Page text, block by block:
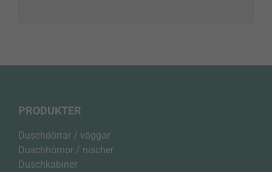
PRODUKTER
Duschdörrar / väggar
Duschhörnor / nischer
Duschkabiner